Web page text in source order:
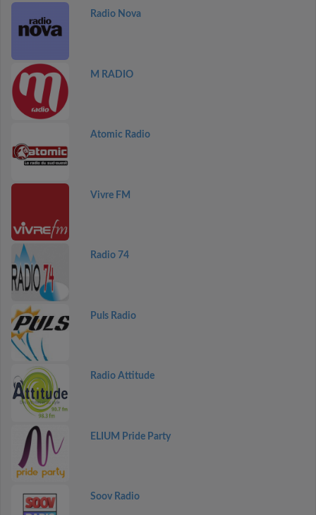
Radio Nova
M RADIO
Atomic Radio
Vivre FM
Radio 74
Puls Radio
Radio Attitude
ELIUM Pride Party
Soov Radio